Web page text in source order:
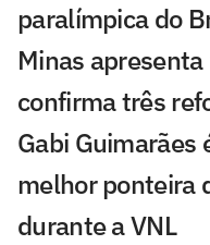
paralímpica do
Minas
confirma três
Gabi Guimarães
melhor ponteira
durante a VNL